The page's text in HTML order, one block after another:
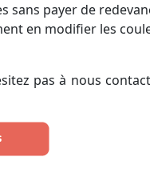
payer de
en modifier les
pas à nous